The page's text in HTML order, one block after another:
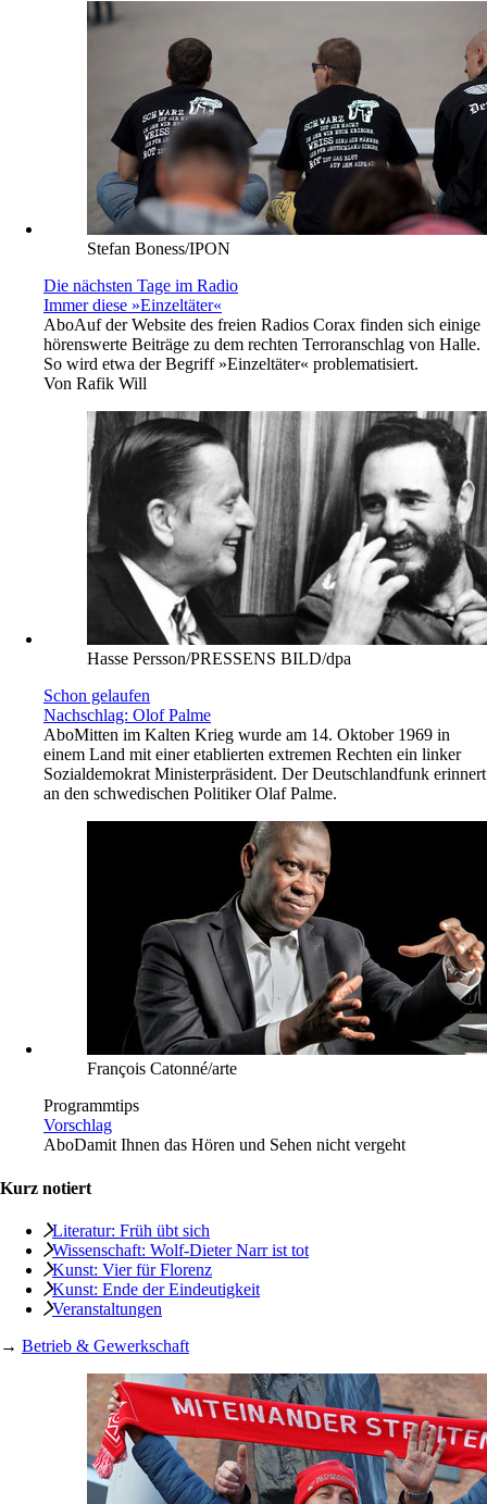
Stefan Boness/IPON
Die nächsten Tage im Radio
Immer diese »Einzeltäter«
AboAuf der Website des freien Radios Corax finden sich einige
hörenswerte Beiträge zu dem rechten Terroranschlag von Halle.
So wird etwa der Begriff »Einzeltäter« problematisiert.
Von Rafik Will
Hasse Persson/PRESSENS BILD/dpa
Schon gelaufen
Nachschlag: Olof Palme
AboMitten im Kalten Krieg wurde am 14. Oktober 1969 in
einem Land mit einer etablierten extremen Rechten ein linker
Sozialdemokrat Ministerpräsident. Der Deutschlandfunk erinnert
an den schwedischen Politiker Olaf Palme.
François Catonné/arte
Programmtips
Vorschlag
AboDamit Ihnen das Hören und Sehen nicht vergeht
Kurz notiert
Literatur: Früh übt sich
Wissenschaft: Wolf-Dieter Narr ist tot
Kunst: Vier für Florenz
Kunst: Ende der Eindeutigkeit
Veranstaltungen
→ Betrieb & Gewerkschaft